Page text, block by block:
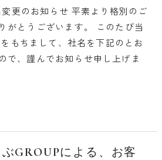
更のお知らせ 平素より格別のご
がとうございます。 このたび当
もちまして、社名を下記のとお
で、謹んでお知らせ申し上げま
GROUPによる、お客